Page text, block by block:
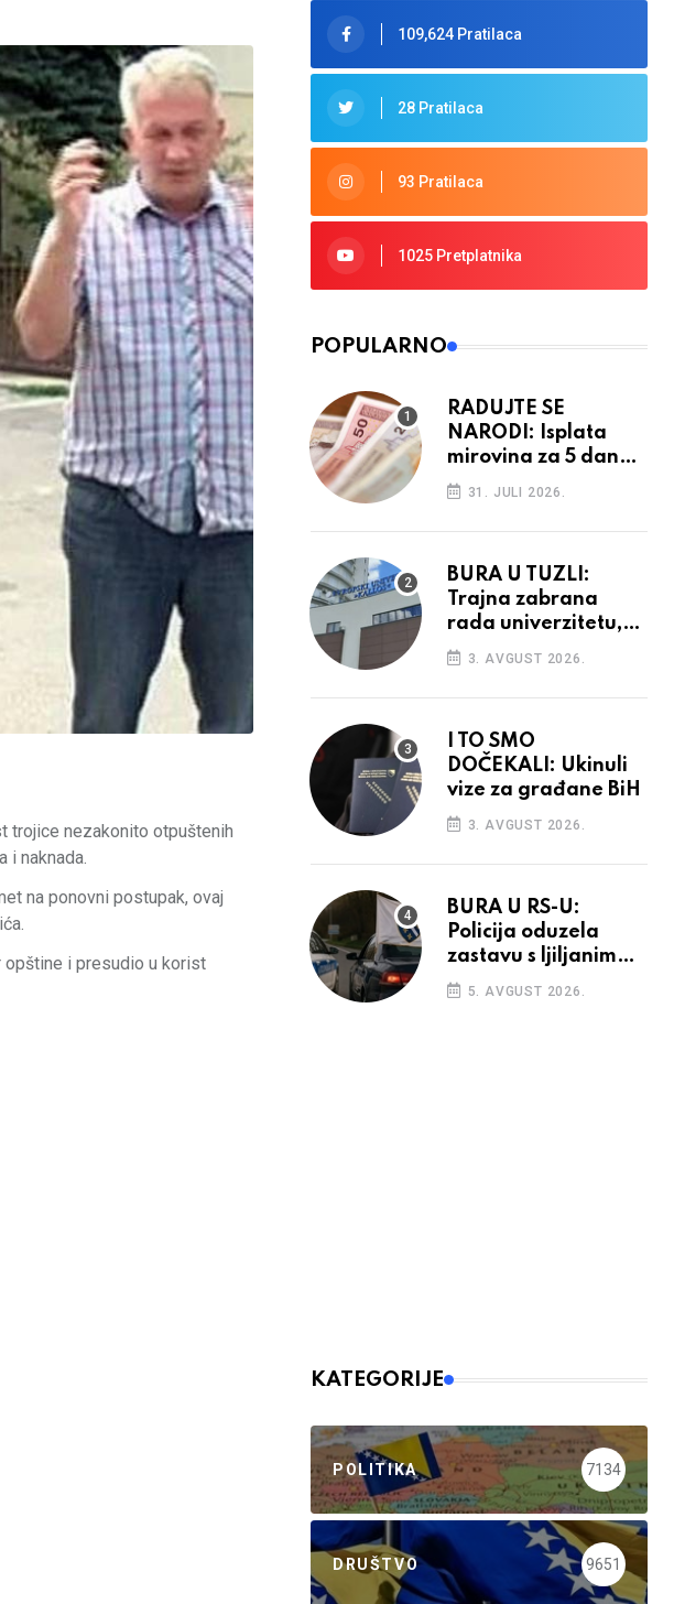
trojice nezakonito otpuštenih
i naknada.
na ponovni postupak, ovaj
opštine i presudio u korist
109,624 Pratilaca
28 Pratilaca
93 Pratilaca
1025 Pretplatnika
POPULARNO
RADUJTE SE
NARODI: Isplata
mirovina za 5 dana,
retroaktivna
povećanja
31. JULI 2026.
BURA U TUZLI:
Trajna zabrana
rada univerzitetu,
provedba sudskih
odluka
3. AVGUST 2026.
I TO SMO
DOČEKALI: Ukinuli
vize za građane BiH
3. AVGUST 2026.
BURA U RS-U:
Policija oduzela
zastavu s ljiljanima,
uručila prekršajni
nalog
5. AVGUST 2026.
KATEGORIJE
POLITIKA 7134
DRUŠTVO 9651